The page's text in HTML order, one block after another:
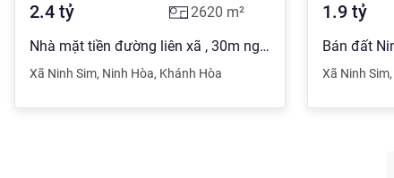
2.4 tỷ 2620 m²
Nhà mặt tiền đường liên xã , 30m ngang tổng 2.620 m2
Xã Ninh Sim, Ninh Hòa, Khánh Hòa
1.9 tỷ
Xã Ninh Sim,